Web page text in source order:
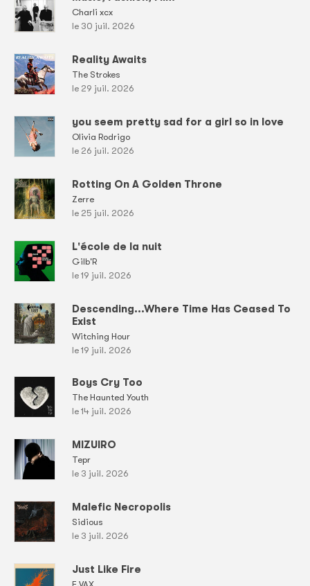
Charli xcx
le 30 juil. 2026
Reality Awaits
The Strokes
le 29 juil. 2026
you seem pretty sad for a girl so in love
Olivia Rodrigo
le 26 juil. 2026
Rotting On A Golden Throne
Zerre
le 25 juil. 2026
L'école de la nuit
Gilb'R
le 19 juil. 2026
Descending...Where Time Has Ceased To
Exist
Witching Hour
le 19 juil. 2026
Boys Cry Too
The Haunted Youth
le 14 juil. 2026
MIZUIRO
Tepr
le 3 juil. 2026
Malefic Necropolis
Sidious
le 3 juil. 2026
Just Like Fire